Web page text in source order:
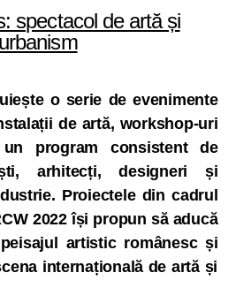
spectacol de artă și
urbanism
o serie de evenimente
de artă, workshop-uri
program consistent de
arhitecți, designeri și
Proiectele din cadrul
2022 își propun să aducă
artistic românesc și
internațională de artă și